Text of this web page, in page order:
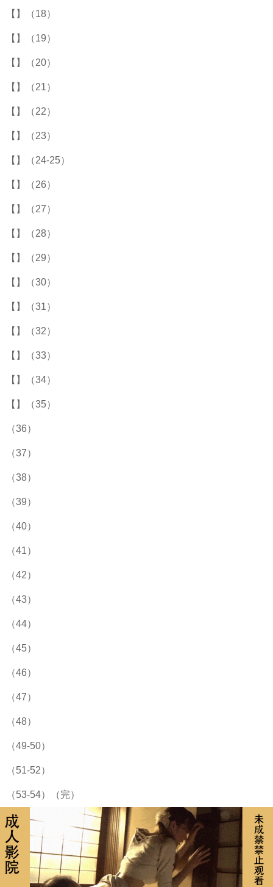
【】（18）
【】（19）
【】（20）
【】（21）
【】（22）
【】（23）
【】（24-25）
【】（26）
【】（27）
【】（28）
【】（29）
【】（30）
【】（31）
【】（32）
【】（33）
【】（34）
【】（35）
（36）
（37）
（38）
（39）
（40）
（41）
（42）
（43）
（44）
（45）
（46）
（47）
（48）
（49-50）
（51-52）
（53-54）（完）